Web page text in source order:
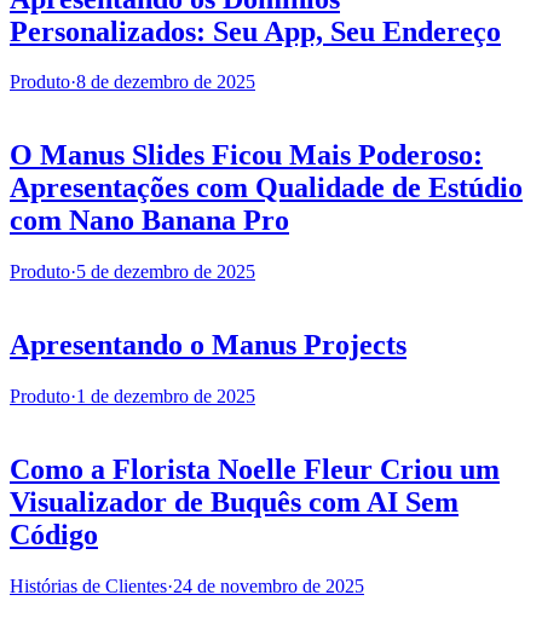
Personalizados: Seu App, Seu Endereço
Produto·8 de dezembro de 2025
O Manus Slides Ficou Mais Poderoso:
Apresentações com Qualidade de Estúdio
com Nano Banana Pro
Produto·5 de dezembro de 2025
Apresentando o Manus Projects
Produto·1 de dezembro de 2025
Como a Florista Noelle Fleur Criou um
Visualizador de Buquês com AI Sem
Código
Histórias de Clientes·24 de novembro de 2025